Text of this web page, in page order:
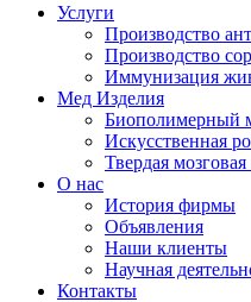
Услуги
Производство
Производство
Иммунизация
Мед Изделия
Биополимерный
Искусственная
Твердая
О нас
История фирмы
Объявления
Наши клиенты
Научная
Контакты